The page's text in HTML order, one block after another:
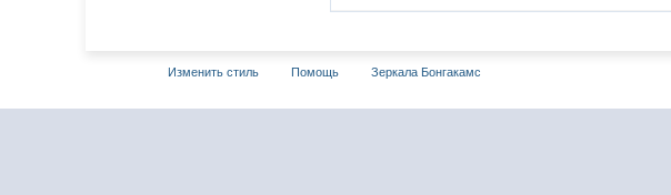
Изменить стиль Помощь Зеркала Бонгакамс